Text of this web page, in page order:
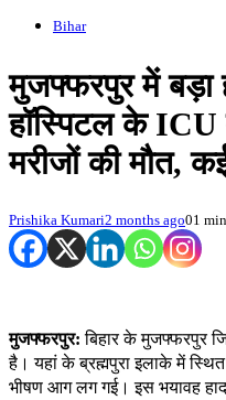
Bihar
मुजफ्फरपुर में बड़ा
हॉस्पिटल के
मरीजों की मौत,
Prishika Kumari2 months ago01
मुजफ्फरपुर: बिहार के मुजफ्फरपुर
है। यहां के ब्रह्मपुरा इलाके में
भीषण आग लग गई। इस भयावह